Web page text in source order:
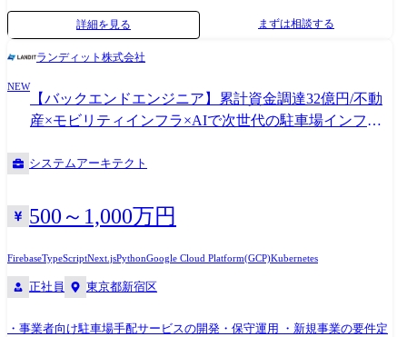
ービスで、情報の非対称性を解消し、革新的なソリューションを提供し
情報は、駐車場ポータルサイト「PARK STOCK」に連動し、利用者がオ
ンラインで申込から契約ができる仕組みを提供しています。 ローンチ前
にも関わらず、多くの企業様から導入やトライアルのご要望をいただい
います。特に、「SYNC PORT」のプロダクト開発を最前線でリードし、
回募集しているフルスタックエンジニアには、開発の最前線で「SYNC
PORT」の進化をリードしていただきます。単なる開発にとどまらず、ビ
た上流工程にも積極的に関与していただきます。日々の進化を遂げるた
めの土台作りから携わり、私たちと共に次世代の駐停車インフラを築き
PARK STOCK: https://park-stock.com 既存事業を支えていくことはもちろ
詳細を見る まずは相談する
ランディット株式会社
NEW
【バックエンドエンジニア】累計資金調達32億円/不動
産×モビリティインフラ×AIで次世代の駐車場インフラ
システムアーキテクト
500～1,000万円
FirebaseTypeScriptNext.jsPythonGoogle Cloud Platform(GCP)Kubernetes
正社員 東京都新宿区
・事業者向け駐車場手配サービスの開発・保守運用 ・新規事業の要件定